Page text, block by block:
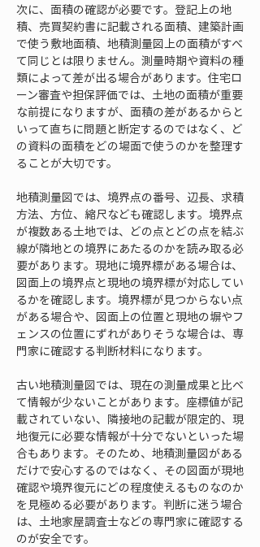
次に、面積の確認が必要です。登記上の地
積、売買契約書に記載される面積、建築計画
で使う敷地面積、地積測量図上の面積がすべ
て同じとは限りません。測量時期や資料の種
類によって差が出る場合があります。住宅ロ
ーン審査や担保評価では、土地の面積が重要
な前提になりますが、面積の差があるからと
いって直ちに問題と断定するのではなく、ど
の資料の面積をどの場面で使うのかを整理す
ることが大切です。
地積測量図では、境界点の番号、辺長、求積
方法、方位、縮尺なども確認します。境界点
が複数ある土地では、どの点とどの点を結ぶ
線が隣地との境界にあたるのかを読み取る必
要があります。現地に境界標がある場合は、
図面上の境界点と現地の境界標が対応してい
るかを確認します。境界標が見つからない点
がある場合や、図面上の位置と現地の塀やフ
ェンスの位置にずれがありそうな場合は、専
門家に確認する判断材料になります。
古い地積測量図では、現在の測量成果と比べ
て情報が少ないことがあります。座標値が記
載されていない、隣接地の記載が限定的、現
地復元に必要な情報が十分でないといった場
合もあります。そのため、地積測量図がある
だけで安心するのではなく、その図面が現地
確認や境界復元にどの程度使えるものなのか
を見極める必要があります。判断に迷う場合
は、土地家屋調査士などの専門家に確認する
のが安全です。